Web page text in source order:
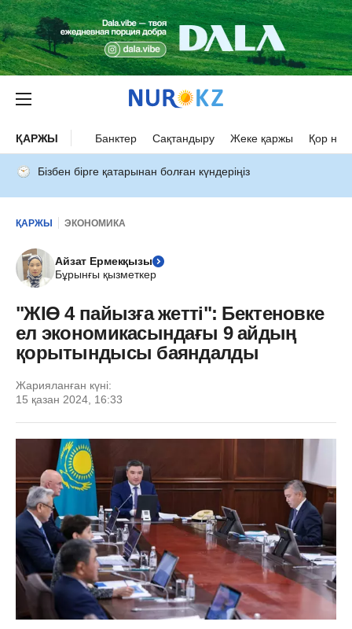
ҚАРЖЫ Банктер Сақтандыру Жеке қаржы Қор
Бізбен бірге қатарынан болған күндеріңіз
ҚАРЖЫ ЭКОНОМИКА
Айзат Ермекқызы
Бұрынғы қызметкер
"ЖІӨ 4 пайызға жетті": Бектеновке
ел экономикасындағы 9 айдың
қорытындысы баяндалды
Жарияланған күні:
15 қазан 2024, 16:33